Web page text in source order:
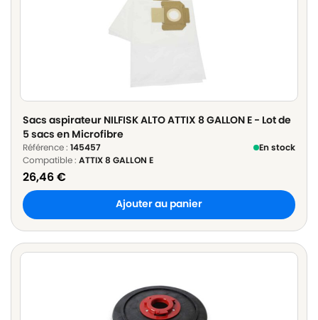
Sacs aspirateur NILFISK ALTO ATTIX 8 GALLON E - Lot de
5 sacs en Microfibre
Référence : 145457
En stock
Compatible : ATTIX 8 GALLON E
26,46€
Ajouter au panier